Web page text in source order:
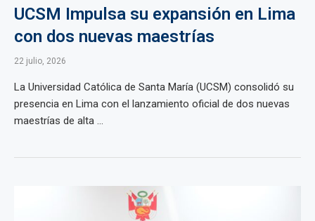
UCSM Impulsa su expansión en Lima
con dos nuevas maestrías
22 julio, 2026
La Universidad Católica de Santa María (UCSM) consolidó su
presencia en Lima con el lanzamiento oficial de dos nuevas
maestrías de alta ...